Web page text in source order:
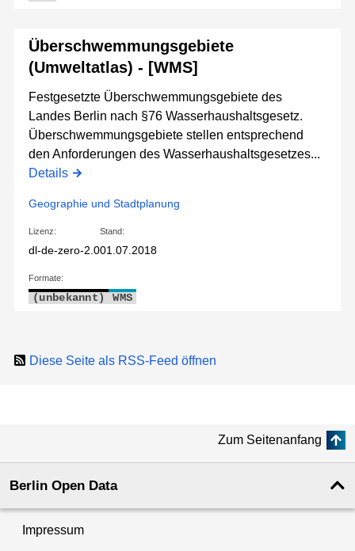
Überschwemmungsgebiete
(Umweltatlas) - [WMS]
Festgesetzte Überschwemmungsgebiete des
Landes Berlin nach §76 Wasserhaushaltsgesetz.
Überschwemmungsgebiete stellen entsprechend
den Anforderungen des Wasserhaushaltsgesetzes...
Details
Geographie und Stadtplanung
Lizenz:
dl-de-zero-2.0
Stand:
01.07.2018
Formate:
(unbekannt) WMS
Diese Seite als RSS-Feed öffnen
Zum Seitenanfang
Berlin Open Data
Impressum